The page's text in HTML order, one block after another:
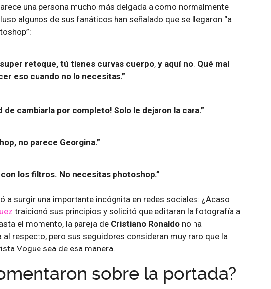
una persona mucho más delgada a como normalmente
algunos de sus fanáticos han señalado que se llegaron “a
retoque, tú tienes curvas cuerpo, y aquí no. Qué mal
eso cuando no lo necesitas.”
de cambiarla por completo! Solo le dejaron la cara.”
no parece Georgina.”
con los filtros. No necesitas photoshop.”
a surgir una importante incógnita en redes sociales: ¿Acaso
traicionó sus principios y solicitó que editaran la fotografía a
el momento, la pareja de Cristiano Ronaldo no ha
al respecto, pero sus seguidores consideran muy raro que la
Vogue sea de esa manera.
sobre la portada?